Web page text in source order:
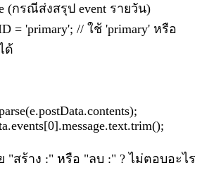
(กรณีส่งสรุป event รายวัน)
= 'primary'; // ใช้ 'primary' หรือ
ด้
"สร้าง :" หรือ "ลบ :" ? ไม่ตอบอะไร